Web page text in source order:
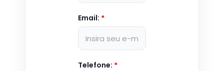
Email: *
Telefone: *